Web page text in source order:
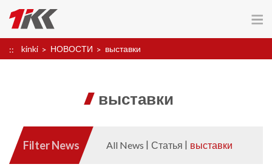
kinki НОВОСТИ выставки
выставки
Filter News All News Статья выставки